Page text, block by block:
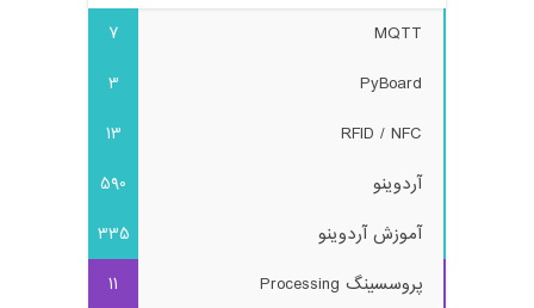
MQTT
7
PyBoard
3
RFID / NFC
13
آردوینو
590
آموزش آردوینو
335
پروسسینگ Processing
11